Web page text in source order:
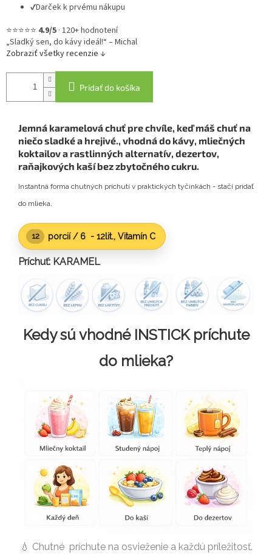
✔Darček k prvému nákupu
⭐⭐⭐⭐⭐ 4.9/5 · 120+ hodnotení
„Sladký sen, do kávy ideál!“ – Michal
Zobraziť všetky recenzie ↓
Pridať do košíka
Jemná karamelová chuť pre chvíle, keď máš chuť na
niečo sladké a hrejivé., vhodná do kávy, mliečných
koktailov a rastlinných alternatív, dezertov,
raňajkových kaší bez zbytočného cukru.
Instantná forma chutných príchutí v praktických tyčinkách - stačí pridať
do mlieka.
12 porcií / 6 - 12lit., Vitamín C
Príchuť: KARAMEL
Kedy sú vhodné INSTICK príchute
do mlieka?
💧 Chutné príchute na osvieženie a každú príležitosť.